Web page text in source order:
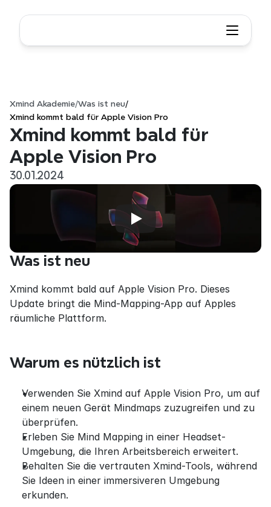
Xmind Akademie/Was ist neu/
Xmind kommt bald für Apple Vision Pro
Xmind kommt bald für
Apple Vision Pro
30.01.2024
Was ist neu
Xmind kommt bald auf Apple Vision Pro. Dieses
Update bringt die Mind-Mapping-App auf Apples
räumliche Plattform.
Warum es nützlich ist
Verwenden Sie Xmind auf Apple Vision Pro, um auf
einem neuen Gerät Mindmaps zuzugreifen und zu
überprüfen.
Erleben Sie Mind Mapping in einer Headset-
Umgebung, die Ihren Arbeitsbereich erweitert.
Behalten Sie die vertrauten Xmind-Tools, während
Sie Ideen in einer immersiveren Umgebung
erkunden.